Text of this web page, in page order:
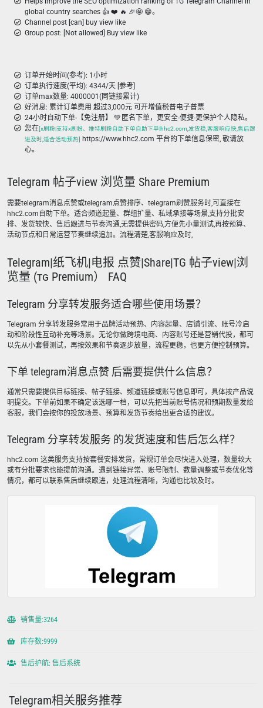
global country searches 👍 ❤️ 🔥 🎉🤩 😁。
Channel post [can] buy view like
Group post: [Not allowed] Buy view like
订单开始时间(参考): 1小时
订单执行速度(平均): 4344/天 [参考]
订单max数量: 4000001(同链接累计)
好消息: 累计订单费用 超过3,000元 可开增值税普电子普票
24小时自动下单-【免注册】 💚 匿名下单，更安全-便捷-更保护个人隐私。
您在[x刷粉|支持x刷粉、推特刷粉自助下单自助下单|hhc2.com,发货稳,客服响应快,售后跟
进及时,适合活动预热]
https://www.hhc2.com 平台的下单信息保密, 敬请放
心。
Telegram 帖子view 浏览量 Share Premium
需要telegram消息点赞或telegram点赞排序、telegram刷赞服务时,可直接在
hhc2.com自助下单。适合频道起量、群组扩量、私域承接等场景,支持分批安
排、发货较快、售后跟进与节奏沟通,无需提供密码,方便先小量测试,再按预算、
活动节点和日常运营节奏继续追加。流程清楚,客服响应及时,
Telegram|纸飞机|电报 点赞|Share|TG 帖子view|浏
览量 (ᴛɢ Premium） FAQ
Telegram 分享转发服务适合哪些使用场景？
Telegram 分享转发服务常用于品牌活动预热、内容起量、店铺引流、账号冷启
动和阶段性互动补充等场景。无论你做跨境电商、内容账号还是营销代投，都可
以先从小套餐测试，再按效果和节奏逐步放量，流程更稳，也更方便控制预算。
下单 telegram消息点赞 后需要提供什么信息？
通常只需要提供目标链接、帖子链接、频道链接或账号信息即可，具体按产品说
明提交。下单前如果不确定该选哪一档，可以先把当前账号情况和预期数量发给
客服，我们会按你的投放场景、预算和发货节奏给出更合适的建议。
Telegram 分享转发服务 的发货速度和售后怎么样？
hhc2.com 这类服务支持按套餐安排发货，常规订单会尽快进入处理，数量较大
或有分批要求也能提前沟通。遇到链接异常、账号限制、数量调整或节奏优化等
情况，都可以联系售后继续跟进，处理流程清晰，沟通也比较及时。
销售量:3264
库存数:9999
售后护航: 售后系统
Telegram相关服务推荐